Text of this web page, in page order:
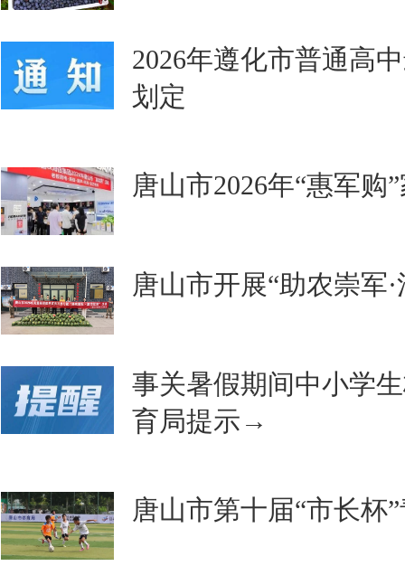
2026年遵化市普通高
划定
唐山市2026年“惠军购
唐山市开展“助农崇军
事关暑假期间中小学
育局提示→
唐山市第十届“市长杯